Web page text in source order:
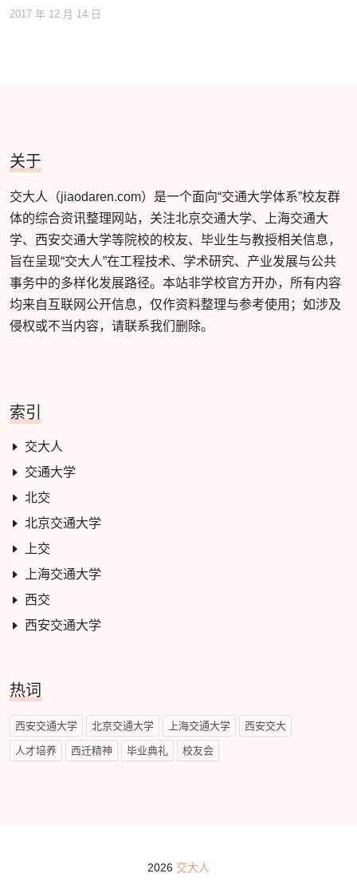
2017 年 12 月 14 日
关于
交大人（jiaodaren.com）是一个面向“交通大学体系”校友群
体的综合资讯整理网站，关注北京交通大学、上海交通大
学、西安交通大学等院校的校友、毕业生与教授相关信息，
旨在呈现“交大人”在工程技术、学术研究、产业发展与公共
事务中的多样化发展路径。本站非学校官方开办，所有内容
均来自互联网公开信息，仅作资料整理与参考使用；如涉及
侵权或不当内容，请联系我们删除。
索引
交大人
交通大学
北交
北京交通大学
上交
上海交通大学
西交
西安交通大学
热词
西安交通大学 北京交通大学 上海交通大学 西安交大
人才培养 西迁精神 毕业典礼 校友会
2026 交大人